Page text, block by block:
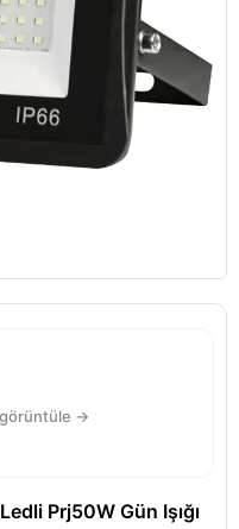
→
Prj50W Gün Işığı